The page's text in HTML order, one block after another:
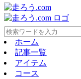
ホーム
記事一覧
アイテム
コース